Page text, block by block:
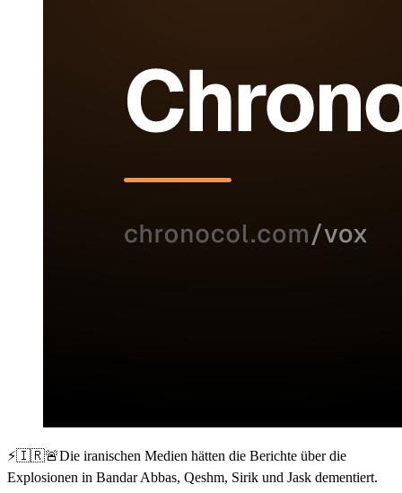
⚡️🇮🇷🚨Die iranischen Medien hätten die Berichte über die
Explosionen in Bandar Abbas, Qeshm, Sirik und Jask dementiert.